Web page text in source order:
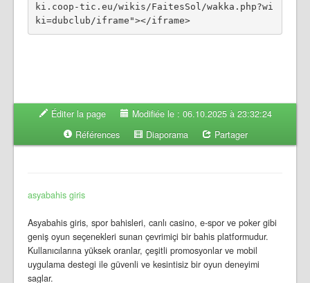
ki.coop-tic.eu/wikis/FaitesSol/wakka.php?wi
ki=dubclub/iframe"></iframe>
Éditer la page
Modifiée le : 06.10.2025 à 23:32:24
Références
Diaporama Partager
asyabahis giris
Asyabahis giris, spor bahisleri, canlı casino, e-spor ve poker gibi
geniş oyun seçenekleri sunan çevrimiçi bir bahis platformudur.
Kullanıcılarına yüksek oranlar, çeşitli promosyonlar ve mobil
uygulama destegi ile güvenli ve kesintisiz bir oyun deneyimi
saglar.